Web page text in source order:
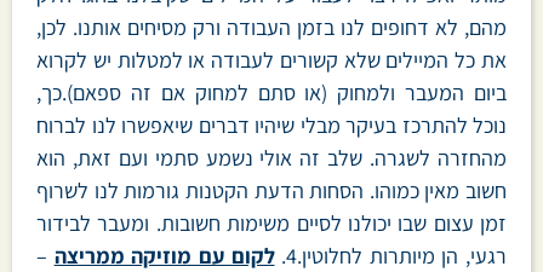
מהם, לא דחופים לנו בזמן העבודה ורק מסיחים אותנו. לכן,
את כל המיילים שלא קשורים לעבודה או למטלות יש לקרוא
ביום המעבר ולמחוק (או סתם למחוק אם זה ספאם).כך,
נוכל להתרכז בעיקר מבלי שיהיו דברים שיאפשרו לנו לברוח
מהחזרה לשגרה. שלב זה אולי נשמע סתמי ועם זאת, הוא
חשוב מאין כמוהו. הסחות הדעת הקטנות גורמות לנו לשרוף
זמן עצום שבו יכולנו לסיים משימות חשובות. ומעבר לבידור
רגעי, הן מיותרות לחלוטין.4.
לקום עם מוזיקה ממריצה –